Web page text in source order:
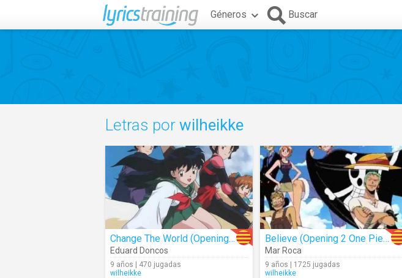
Géneros Buscar
Letras por wilheikke
Change The World (Opening 1 Inuyasha)
Eduard Doncos
9 años | 470 jugadas
wilheikke
Believe (Opening 2 One Piece)
Mar Roca
9 años | 1725 jugadas
wilheikke